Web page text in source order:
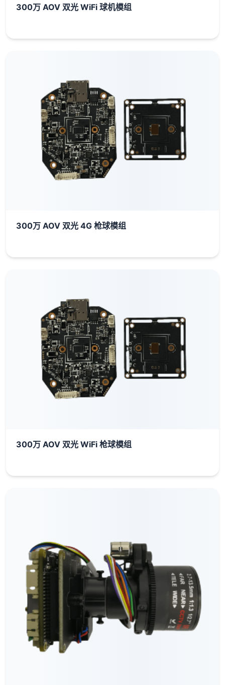
300万 AOV 双光 WiFi 球机模组
300万 AOV 双光 4G 枪球模组
300万 AOV 双光 WiFi 枪球模组